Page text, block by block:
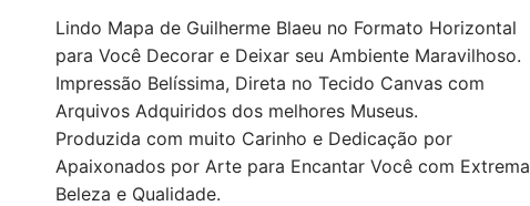
Lindo Mapa de Guilherme Blaeu no Formato Horizontal
para Você Decorar e Deixar seu Ambiente Maravilhoso.
Impressão Belíssima, Direta no Tecido Canvas com
Arquivos Adquiridos dos melhores Museus.
Produzida com muito Carinho e Dedicação por
Apaixonados por Arte para Encantar Você com Extrema
Beleza e Qualidade.